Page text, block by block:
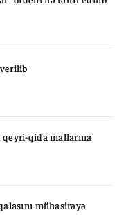
qida mallarına
mühasirəyə